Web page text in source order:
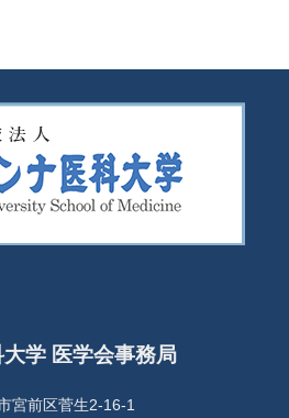
学 医学会事務局
宮前区菅生2-16-1